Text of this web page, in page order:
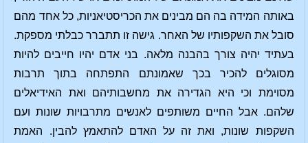
באותה המידה בה הם מבינים את הכריסטיאניות, כל אחד מהם
סובל את השקפותיו של האחר. גישה זו תתברר כבלתי מספקת.
בעתיד יהיה צורך בהבנה מלאה. בני אדם יהיו חייבים להיות
מסוגלים להכיר בכך שאמונתם התפתחה בתוך תרבות
מסוימת וכי היא הגדירה את מחשבותיהם ואת האידיאלים
שלהם. אבל החיים משותפים לאנשים מתרבויות שונות ועם
השקפות שונות, ואת זה על האדם להתאמץ להבין. האמת